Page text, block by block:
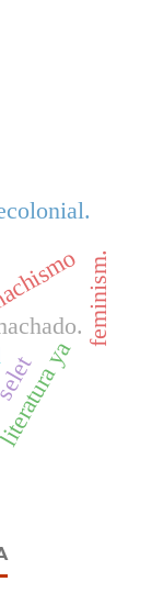
ya
feminism.